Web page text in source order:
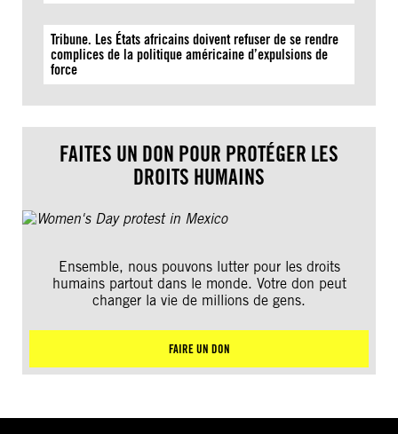
Tribune. Les États africains doivent refuser de se rendre
complices de la politique américaine d’expulsions de
force
FAITES UN DON POUR PROTÉGER LES
DROITS HUMAINS
Ensemble, nous pouvons lutter pour les droits
humains partout dans le monde. Votre don peut
changer la vie de millions de gens.
FAIRE UN DON